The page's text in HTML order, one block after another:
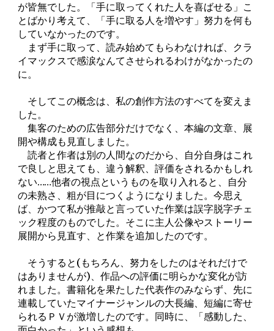
が皆無でした。「手に取ってくれた人を喜ばせる」こ
とばかり考えて、「手に取る人を増やす」努力を何も
していなかったのです。
まず手に取って、読み始めてもらわなければ、クラ
イマックスで感涙なんてさせられるわけがなかったの
に。
そしてこの概念は、私の創作方法のすべてを変えま
した。
集客のための広告部分だけでなく、本編の文章、展
開や構成も見直しました。
読者と作者は別の人間なのだから、自分自身はこれ
で良しと思えても、違う解釈、評価をされるかもしれ
ない……他者の視点というものを取り入れると、自分
の未熟さ、粗が目につくようになりました。今思え
ば、かつて私が推敲と言っていた作業は誤字脱字チェ
ック程度のものでした。そこに主人公像やストーリー
展開から見直す、と作業を追加したのです。
そうすると(もちろん、努力をしたのはそれだけで
はありませんが)、作品への評価に明らかな変化が訪
れました。書籍化を果たした代表作のみならず、先に
連載していたマイナージャンルの大長編、短編に寄せ
られるＰＶが激増したのです。同時に、「感動した、